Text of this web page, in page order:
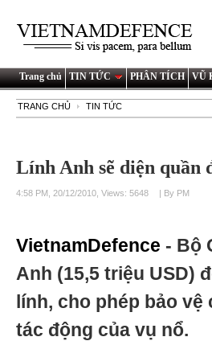
Trang chủ TIN TỨC PHÂN TÍCH VŨ
TRANG CHỦ TIN TỨC
Lính Anh sẽ diện quần
4:58 PM, 20/12/2010, Views: 5648 | By PM
VietnamDefence - Bộ
Anh (15,5 triệu USD)
lính, cho phép bảo
tác động của vụ nổ.